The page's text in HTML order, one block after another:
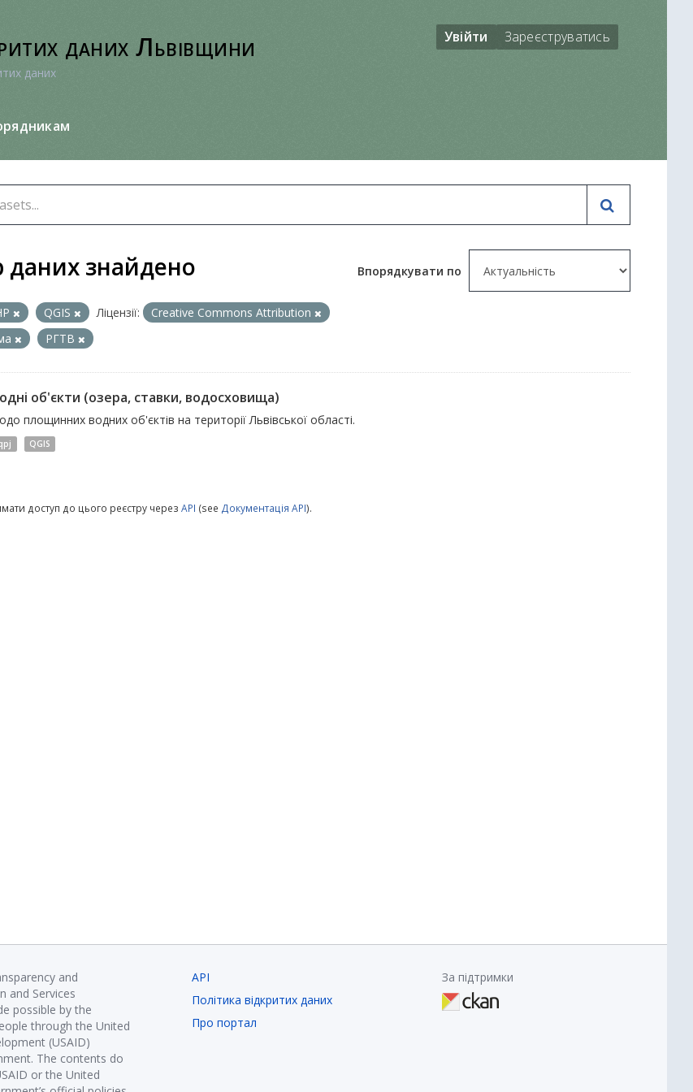
даних Львівщини
даних
Увійти Зареєструватись
Впорядкувати по
даних знайдено
QGIS Ліцензії:
Creative Commons Attribution
РГТВ
об'єкти (озера, ставки, водосховища)
площинних водних об'єктів на території Львівської області.
QGIS
доступ до цього реєстру через API (see Документація API).
and
and Services
possible by the
through the United
(USAID)
The contents do
or the United
API
Політика відкритих даних
Про портал
За підтримки